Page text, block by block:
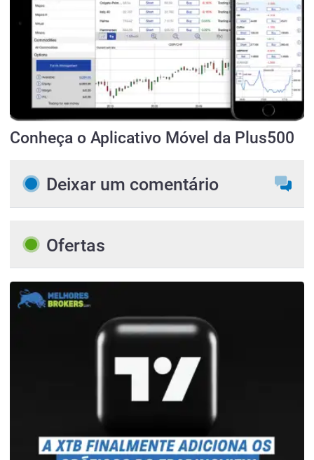
Conheça o Aplicativo Móvel da Plus500
Deixar um comentário
Ofertas